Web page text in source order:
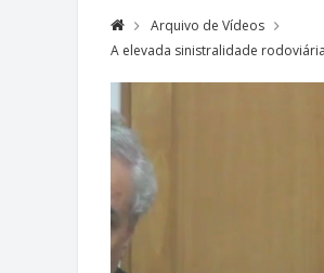
Arquivo de Vídeos
A elevada sinistralidade
Player